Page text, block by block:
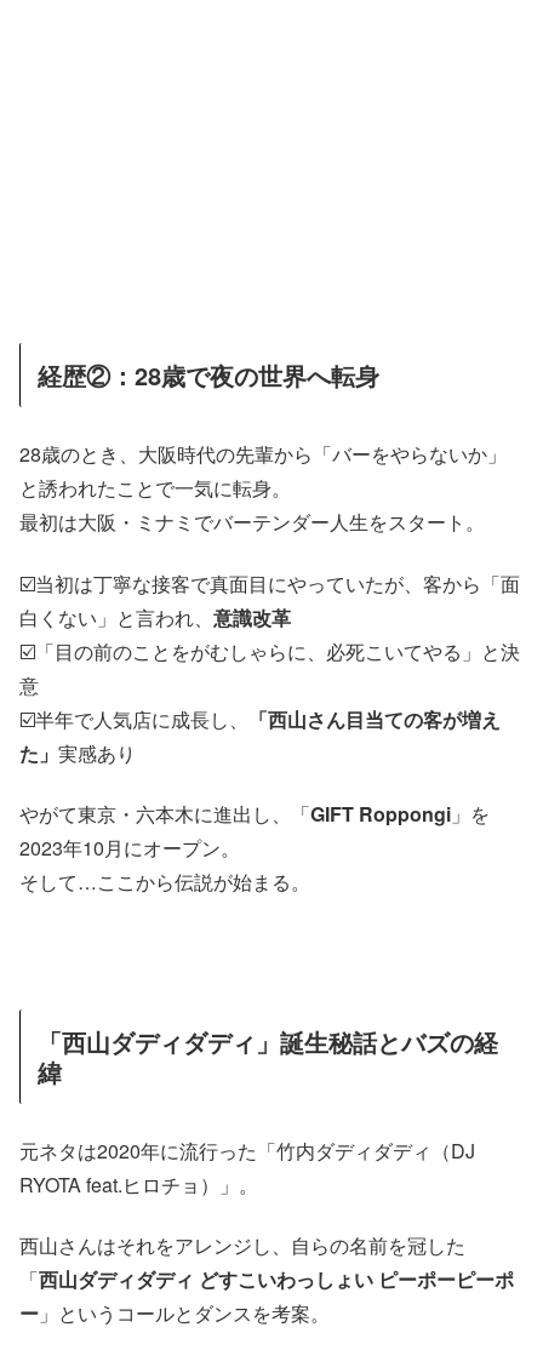
経歴②：28歳で夜の世界へ転身
28歳のとき、大阪時代の先輩から「バーをやらないか」
と誘われたことで一気に転身。
最初は大阪・ミナミでバーテンダー人生をスタート。
☑️当初は丁寧な接客で真面目にやっていたが、客から「面
白くない」と言われ、 意識改革
☑️「目の前のことをがむしゃらに、必死こいてやる」と決
意
☑️半年で人気店に成長し、
「西山さん目当ての客が増え
た」 実感あり
やがて東京・六本木に進出し、「GIFT Roppongi 」を
2023年10月にオープン。
そして…ここから伝説が始まる。
「西山ダディダディ」誕生秘話とバズの経
緯
元ネタは2020年に流行った「竹内ダディダディ（DJ
RYOTA feat.ヒロチョ）」。
西山さんはそれをアレンジし、自らの名前を冠した
「西山ダディダディ どすこいわっしょい ピーポーピーポ
ー 」というコールとダンスを考案。